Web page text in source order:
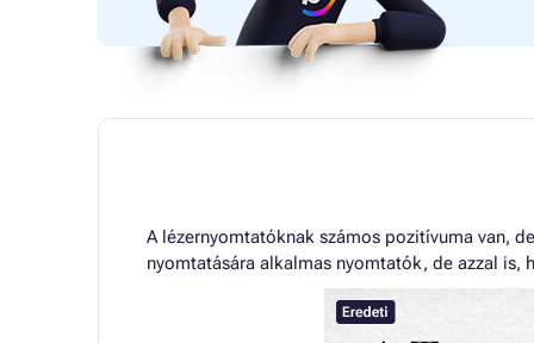
A lézernyomtatóknak számos pozitívuma van,
nyomtatására alkalmas nyomtatók, de azzal